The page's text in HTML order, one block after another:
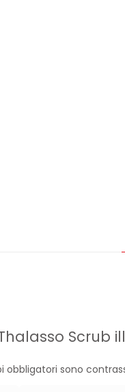
Scrub
obbligatori sono